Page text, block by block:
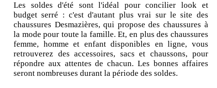
Les soldes d'été sont l'idéal pour concilier look et
budget serré : c'est d'autant plus vrai sur le site des
chaussures Desmazières, qui propose des chaussures à
la mode pour toute la famille. Et, en plus des chaussures
femme, homme et enfant disponibles en ligne, vous
retrouverez des accessoires, sacs et chaussons, pour
répondre aux attentes de chacun. Les bonnes affaires
seront nombreuses durant la période des soldes.